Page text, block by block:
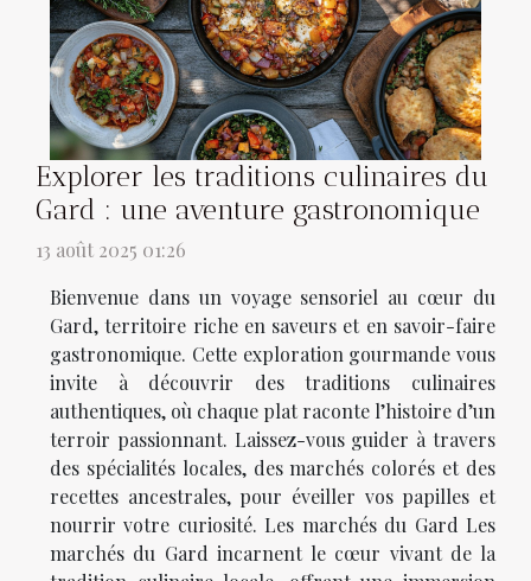
Explorer les traditions culinaires du
Gard : une aventure gastronomique
13 août 2025 01:26
Bienvenue dans un voyage sensoriel au cœur du
Gard, territoire riche en saveurs et en savoir-faire
gastronomique. Cette exploration gourmande vous
invite à découvrir des traditions culinaires
authentiques, où chaque plat raconte l’histoire d’un
terroir passionnant. Laissez-vous guider à travers
des spécialités locales, des marchés colorés et des
recettes ancestrales, pour éveiller vos papilles et
nourrir votre curiosité. Les marchés du Gard Les
marchés du Gard incarnent le cœur vivant de la